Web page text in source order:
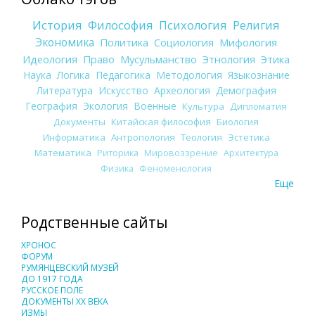
История Философия Психология Религия
Экономика Политика Социология Мифология
Идеология Право Мусульманство Этнология Этика
Наука Логика Педагогика Методология Языкознание
Литература Искусство Археология Демография
География Экология Военные Культура
Дипломатия
Документы Китайская философия Биология
Информатика Антропология Теология Эстетика
Математика Риторика Мировоззрение Архитектура
Физика Феноменология
Еще
Родственные сайты
ХРОНОС
ФОРУМ
РУМЯНЦЕВСКИЙ МУЗЕЙ
ДО 1917 ГОДА
РУССКОЕ ПОЛЕ
ДОКУМЕНТЫ XX ВЕКА
ИЗМЫ